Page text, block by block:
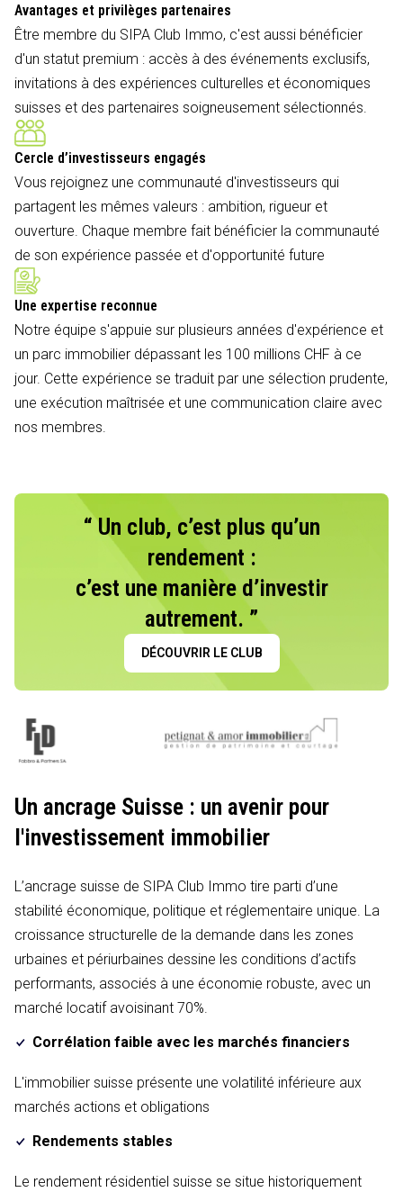
Avantages et privilèges partenaires
Être membre du SIPA Club Immo, c'est aussi bénéficier
d'un statut premium : accès à des événements exclusifs,
invitations à des expériences culturelles et économiques
suisses et des partenaires soigneusement sélectionnés.
Cercle d’investisseurs engagés
Vous rejoignez une communauté d'investisseurs qui
partagent les mêmes valeurs : ambition, rigueur et
ouverture. Chaque membre fait bénéficier la communauté
de son expérience passée et d'opportunité future
Une expertise reconnue
Notre équipe s'appuie sur plusieurs années d'expérience et
un parc immobilier dépassant les 100 millions CHF à ce
jour. Cette expérience se traduit par une sélection prudente,
une exécution maîtrisée et une communication claire avec
nos membres.
“ Un club, c’est plus qu’un
rendement :
c’est une manière d’investir
autrement. ”
DÉCOUVRIR LE CLUB
Un ancrage Suisse : un avenir pour
l'investissement immobilier
L’ancrage suisse de SIPA Club Immo tire parti d’une
stabilité économique, politique et réglementaire unique. La
croissance structurelle de la demande dans les zones
urbaines et périurbaines dessine les conditions d’actifs
performants, associés à une économie robuste, avec un
marché locatif avoisinant 70%.
Corrélation faible avec les marchés financiers
L'immobilier suisse présente une volatilité inférieure aux
marchés actions et obligations
Rendements stables
Le rendement résidentiel suisse se situe historiquement